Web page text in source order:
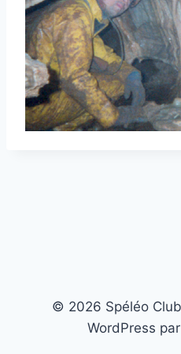
© 2026 Spéléo
WordPress par